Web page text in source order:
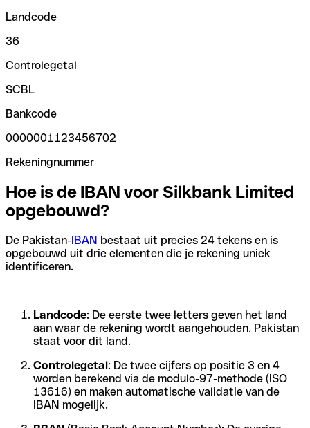
Landcode
36
Controlegetal
SCBL
Bankcode
0000001123456702
Rekeningnummer
Hoe is de IBAN voor Silkbank Limited
opgebouwd?
De Pakistan-IBAN bestaat uit precies 24 tekens en is
opgebouwd uit drie elementen die je rekening uniek
identificeren.
Landcode: De eerste twee letters geven het land
aan waar de rekening wordt aangehouden. Pakistan
staat voor dit land.
Controlegetal: De twee cijfers op positie 3 en 4
worden berekend via de modulo-97-methode (ISO
13616) en maken automatische validatie van de
IBAN mogelijk.